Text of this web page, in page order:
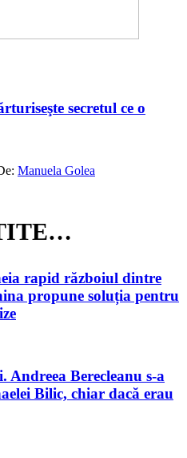
secretul ce o
Manuela Golea
rapid războiul dintre
propune soluția pentru
Andreea Berecleanu s-a
Bilic, chiar dacă erau